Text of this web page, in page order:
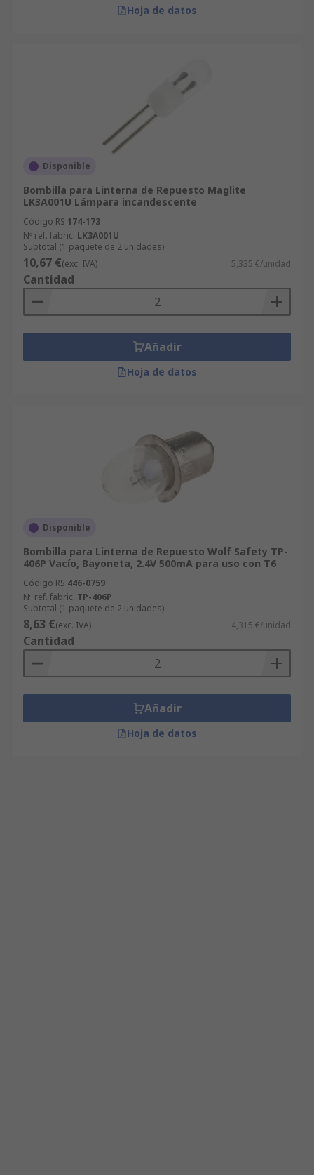
Hoja de datos
Disponible
Bombilla para Linterna de Repuesto Maglite
LK3A001U Lámpara incandescente
Código RS 174-173
Nº ref. fabric. LK3A001U
Subtotal (1 paquete de 2 unidades)
10,67 €(exc. IVA) 5,335 €/unidad
Cantidad
Añadir
Hoja de datos
Disponible
Bombilla para Linterna de Repuesto Wolf Safety TP-
406P Vacío, Bayoneta, 2.4V 500mA para uso con T6
Código RS 446-0759
Nº ref. fabric. TP-406P
Subtotal (1 paquete de 2 unidades)
8,63 €(exc. IVA) 4,315 €/unidad
Cantidad
Añadir
Hoja de datos